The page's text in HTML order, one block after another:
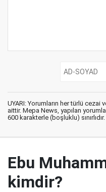
UYARI: Yorumların her türlü
aittir. Mepa News, yapılan
600 karakterle (boşluklu) sınırlıdır.
Ebu
kimdir?